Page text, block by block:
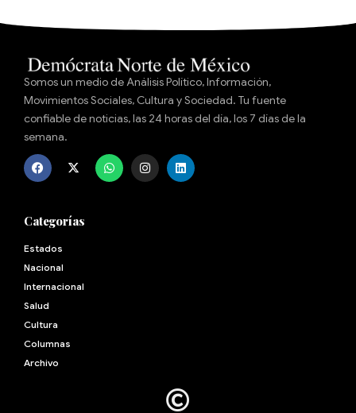
Somos un medio de Análisis Político, Información,
Movimientos Sociales, Cultura y Sociedad. Tu fuente
confiable de noticias, las 24 horas del día, los 7 días de la
semana.
Categorías
Estados
Nacional
Internacional
Salud
Cultura
Archivo